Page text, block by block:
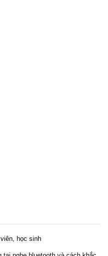
học sinh